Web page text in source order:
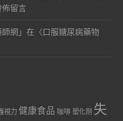
佈留言
網 」在〈口服糖尿病藥物
視力 健康食品 咖啡 塑化劑 失